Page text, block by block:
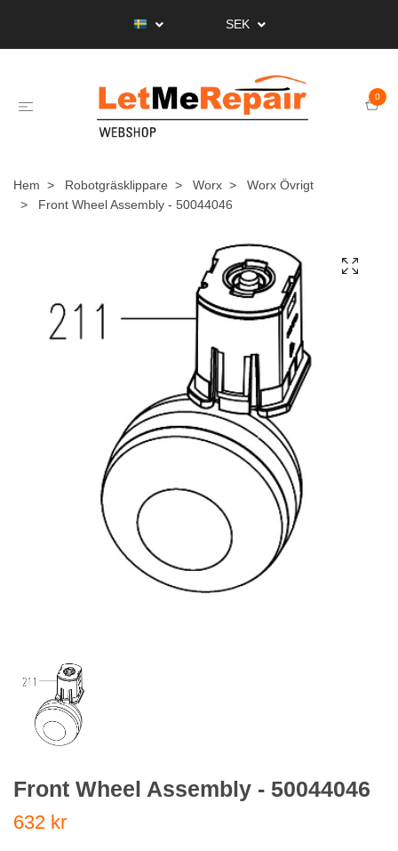
SEK
0
Hem Robotgräsklippare Worx
Worx Övrigt
Front Wheel Assembly - 50044046
Front Wheel Assembly - 50044046
632 kr